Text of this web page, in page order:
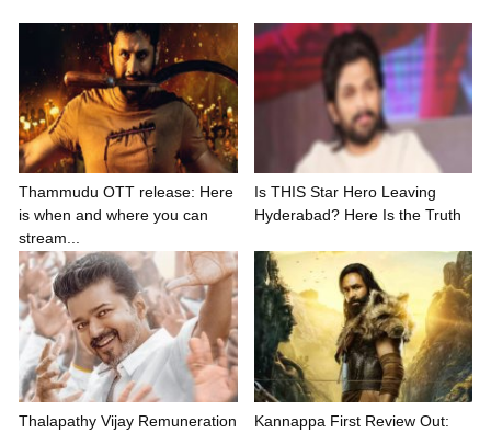
Thammudu OTT release: Here
is when and where you can
stream...
Is THIS Star Hero Leaving
Hyderabad? Here Is the Truth
Thalapathy Vijay Remuneration
Kannappa First Review Out: